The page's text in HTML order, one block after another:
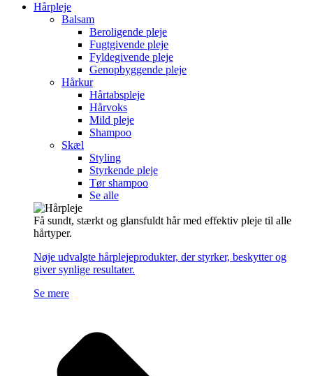
Hårpleje
Balsam
Beroligende pleje
Fugtgivende pleje
Fyldegivende pleje
Genopbyggende pleje
Hårkur
Hårtabspleje
Hårvoks
Mild pleje
Shampoo
Skæl
Styling
Styrkende pleje
Tør shampoo
Se alle
Få sundt, stærkt og glansfuldt hår med effektiv pleje til alle
hårtyper.
Nøje udvalgte hårplejeprodukter, der styrker, beskytter og
giver synlige resultater.
Se mere